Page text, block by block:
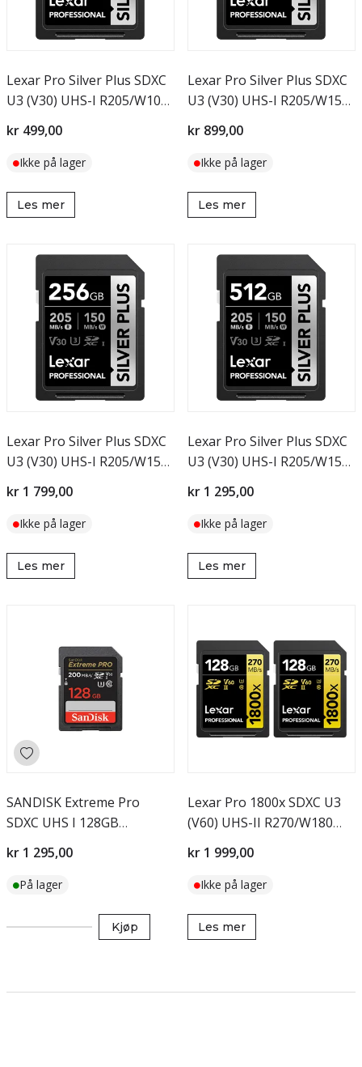
Lexar Pro Silver Plus SDXC
U3 (V30) UHS-I R205/W100
kr 499,00
Ikke på lager
Les mer
Lexar Pro Silver Plus SDXC
U3 (V30) UHS-I R205/W150
kr 899,00
Ikke på lager
Les mer
Lexar Pro Silver Plus SDXC
U3 (V30) UHS-I R205/W150
kr 1 799,00
Ikke på lager
Les mer
Lexar Pro Silver Plus SDXC
U3 (V30) UHS-I R205/W150
kr 1 295,00
Ikke på lager
Les mer
SANDISK Extreme Pro
SDXC UHS I 128GB
kr 1 295,00
På lager
Kjøp
Lexar Pro 1800x SDXC U3
(V60) UHS-II R270/W180
kr 1 999,00
Ikke på lager
Les mer